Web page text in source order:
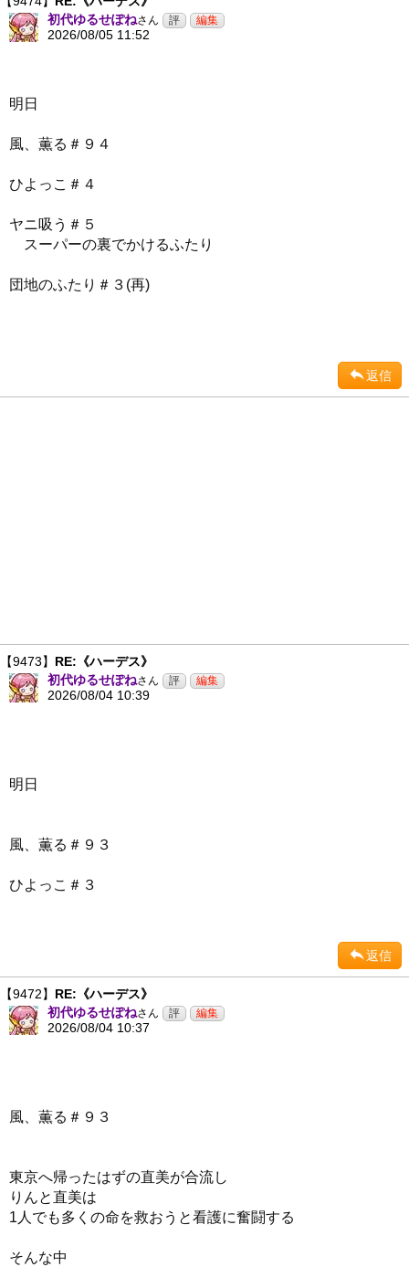
初代ゆるせぽねさん
2026/08/05 11:52
明日
風、薫る＃９４
ひよっこ＃４
ヤニ吸う＃５
スーパーの裏でかけるふたり
団地のふたり＃３(再)
返信
【9473】 RE:《ハーデス》
初代ゆるせぽねさん
2026/08/04 10:39
明日
風、薫る＃９３
ひよっこ＃３
返信
【9472】 RE:《ハーデス》
初代ゆるせぽねさん
2026/08/04 10:37
風、薫る＃９３
東京へ帰ったはずの直美が合流し
りんと直美は
1人でも多くの命を救おうと看護に奮闘する
そんな中